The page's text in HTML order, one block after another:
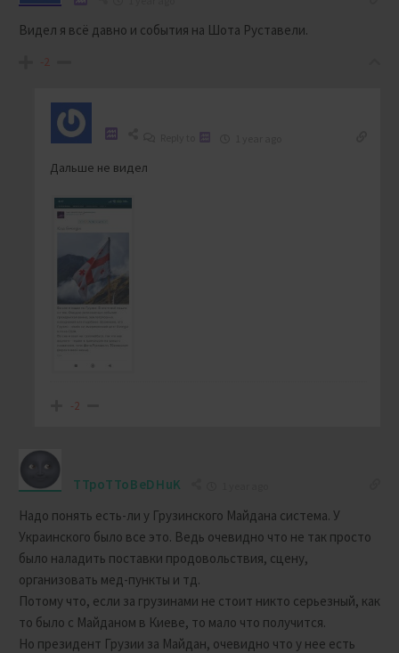
Видел я всё давно и события на Шота Руставели.
-2
Дальше не видел
-2
TTpoTToBeDHuK
Надо понять есть-ли у Грузинского Майдана система. У
Украинского было все это. Ведь очевидно что не так просто
было наладить поставки продовольствия, сцену,
организовать мед-пункты и тд.
Потому что, если за грузинами не стоит никто серьезный, как
то было с Майданом в Киеве, то мало что получится.
Но президент Грузии за Майдан, очевидно что у нее есть